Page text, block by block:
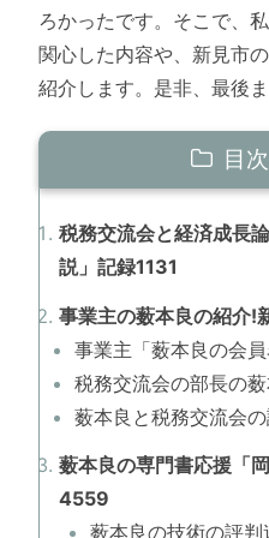
ろかったです。そこで、
関心した内容や、新見市
紹介します。是非、最後
目次
税務交流会と経済成長
説」記録1131
事業主の薮本良の紹介!
事業主「薮本良の会
税務交流会の部長の
薮本良と税務交流会
薮本良の専門書応援「
4559
薮本良の技術の評